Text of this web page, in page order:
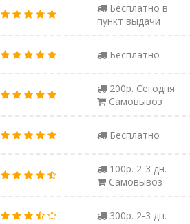
Бесплатно в
пункт выдачи
Бесплатно
200р. Сегодня
Самовывоз
Бесплатно
100р. 2-3 дн.
Самовывоз
300р. 2-3 дн.